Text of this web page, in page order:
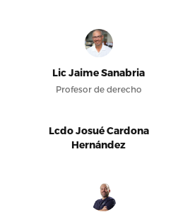
Lic Jaime Sanabria
Profesor de derecho
Lcdo Josué Cardona
Hernández